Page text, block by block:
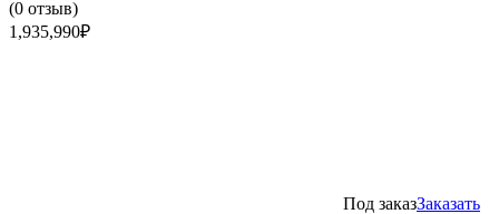
(0 отзыв)
1,935,990₽
Под заказЗаказать